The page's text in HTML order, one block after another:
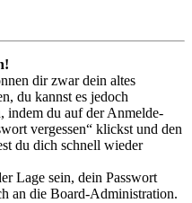
dir zwar dein altes
du kannst es jedoch
indem du auf der Anmelde-
vergessen“ klickst und den
du dich schnell wieder
Lage sein, dein Passwort
an die Board-Administration.